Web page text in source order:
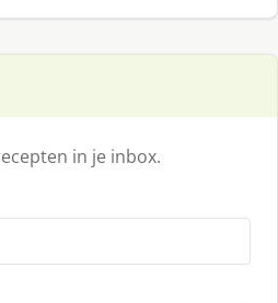
in je inbox.